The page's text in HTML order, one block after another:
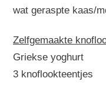
wat geraspte kaas/
Zelfgemaakte
Griekse yoghurt
3 knoflookteentjes